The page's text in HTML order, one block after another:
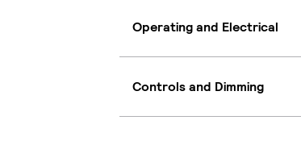
Operating and Electrical
Controls and Dimming